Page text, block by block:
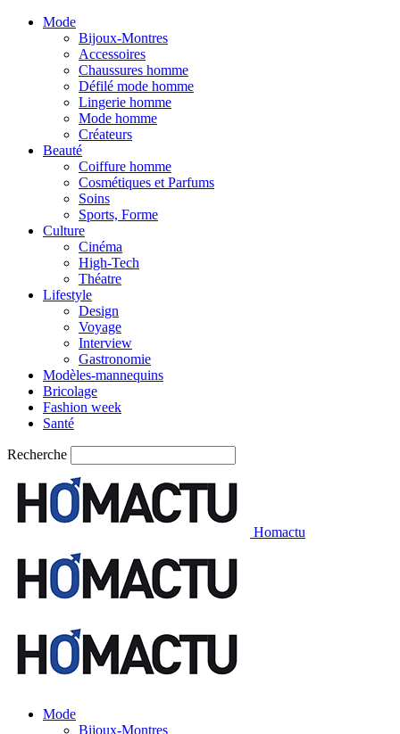
Mode
Bijoux-Montres
Accessoires
Chaussures homme
Défilé mode homme
Lingerie homme
Mode homme
Créateurs
Beauté
Coiffure homme
Cosmétiques et Parfums
Soins
Sports, Forme
Culture
Cinéma
High-Tech
Théatre
Lifestyle
Design
Voyage
Interview
Gastronomie
Modèles-mannequins
Bricolage
Fashion week
Santé
Recherche
Homactu
Mode
Bijoux-Montres